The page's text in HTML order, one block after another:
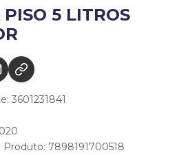
5 LITROS
3601231841
Produto: 7898191700518